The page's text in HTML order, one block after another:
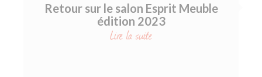
Retour sur le salon Esprit Meuble
édition 2023
Lire la suite